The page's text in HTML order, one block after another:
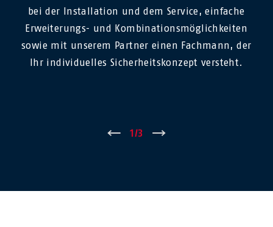
bei der Installation und dem Service, einfache
Erweiterungs- und Kombinationsmöglichkeiten
sowie mit unserem Partner einen Fachmann, der
Ihr individuelles Sicherheitskonzept versteht.
1/3